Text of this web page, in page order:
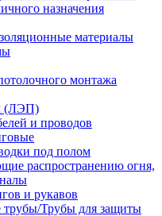
назначения
материалы
монтажа
(ЛЭП)
и проводов
под полом
распространению огня,
и рукавов
трубы/Трубы для защиты